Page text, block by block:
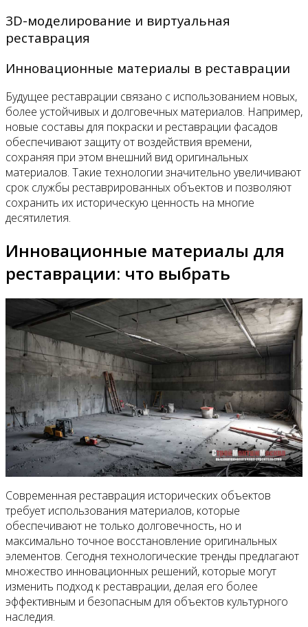
3D-моделирование и виртуальная
реставрация
Инновационные материалы в реставрации
Будущее реставрации связано с использованием новых,
более устойчивых и долговечных материалов. Например,
новые составы для покраски и реставрации фасадов
обеспечивают защиту от воздействия времени,
сохраняя при этом внешний вид оригинальных
материалов. Такие технологии значительно увеличивают
срок службы реставрированных объектов и позволяют
сохранить их историческую ценность на многие
десятилетия.
Инновационные материалы для
реставрации: что выбрать
Современная реставрация исторических объектов
требует использования материалов, которые
обеспечивают не только долговечность, но и
максимально точное восстановление оригинальных
элементов. Сегодня технологические тренды предлагают
множество инновационных решений, которые могут
изменить подход к реставрации, делая его более
эффективным и безопасным для объектов культурного
наследия.